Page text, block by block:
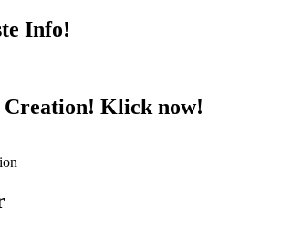
Info!
Creation! Klick now!